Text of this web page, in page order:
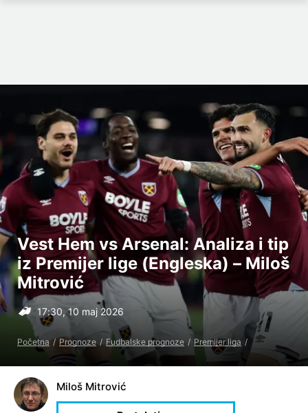
Vest Hem vs Arsenal: Analiza i tip
iz Premijer lige (Engleska) – Miloš
Mitrović
17:30, 10 maj 2026
Početna Prognoze Fudbalske prognoze Premijer liga
Miloš Mitrović